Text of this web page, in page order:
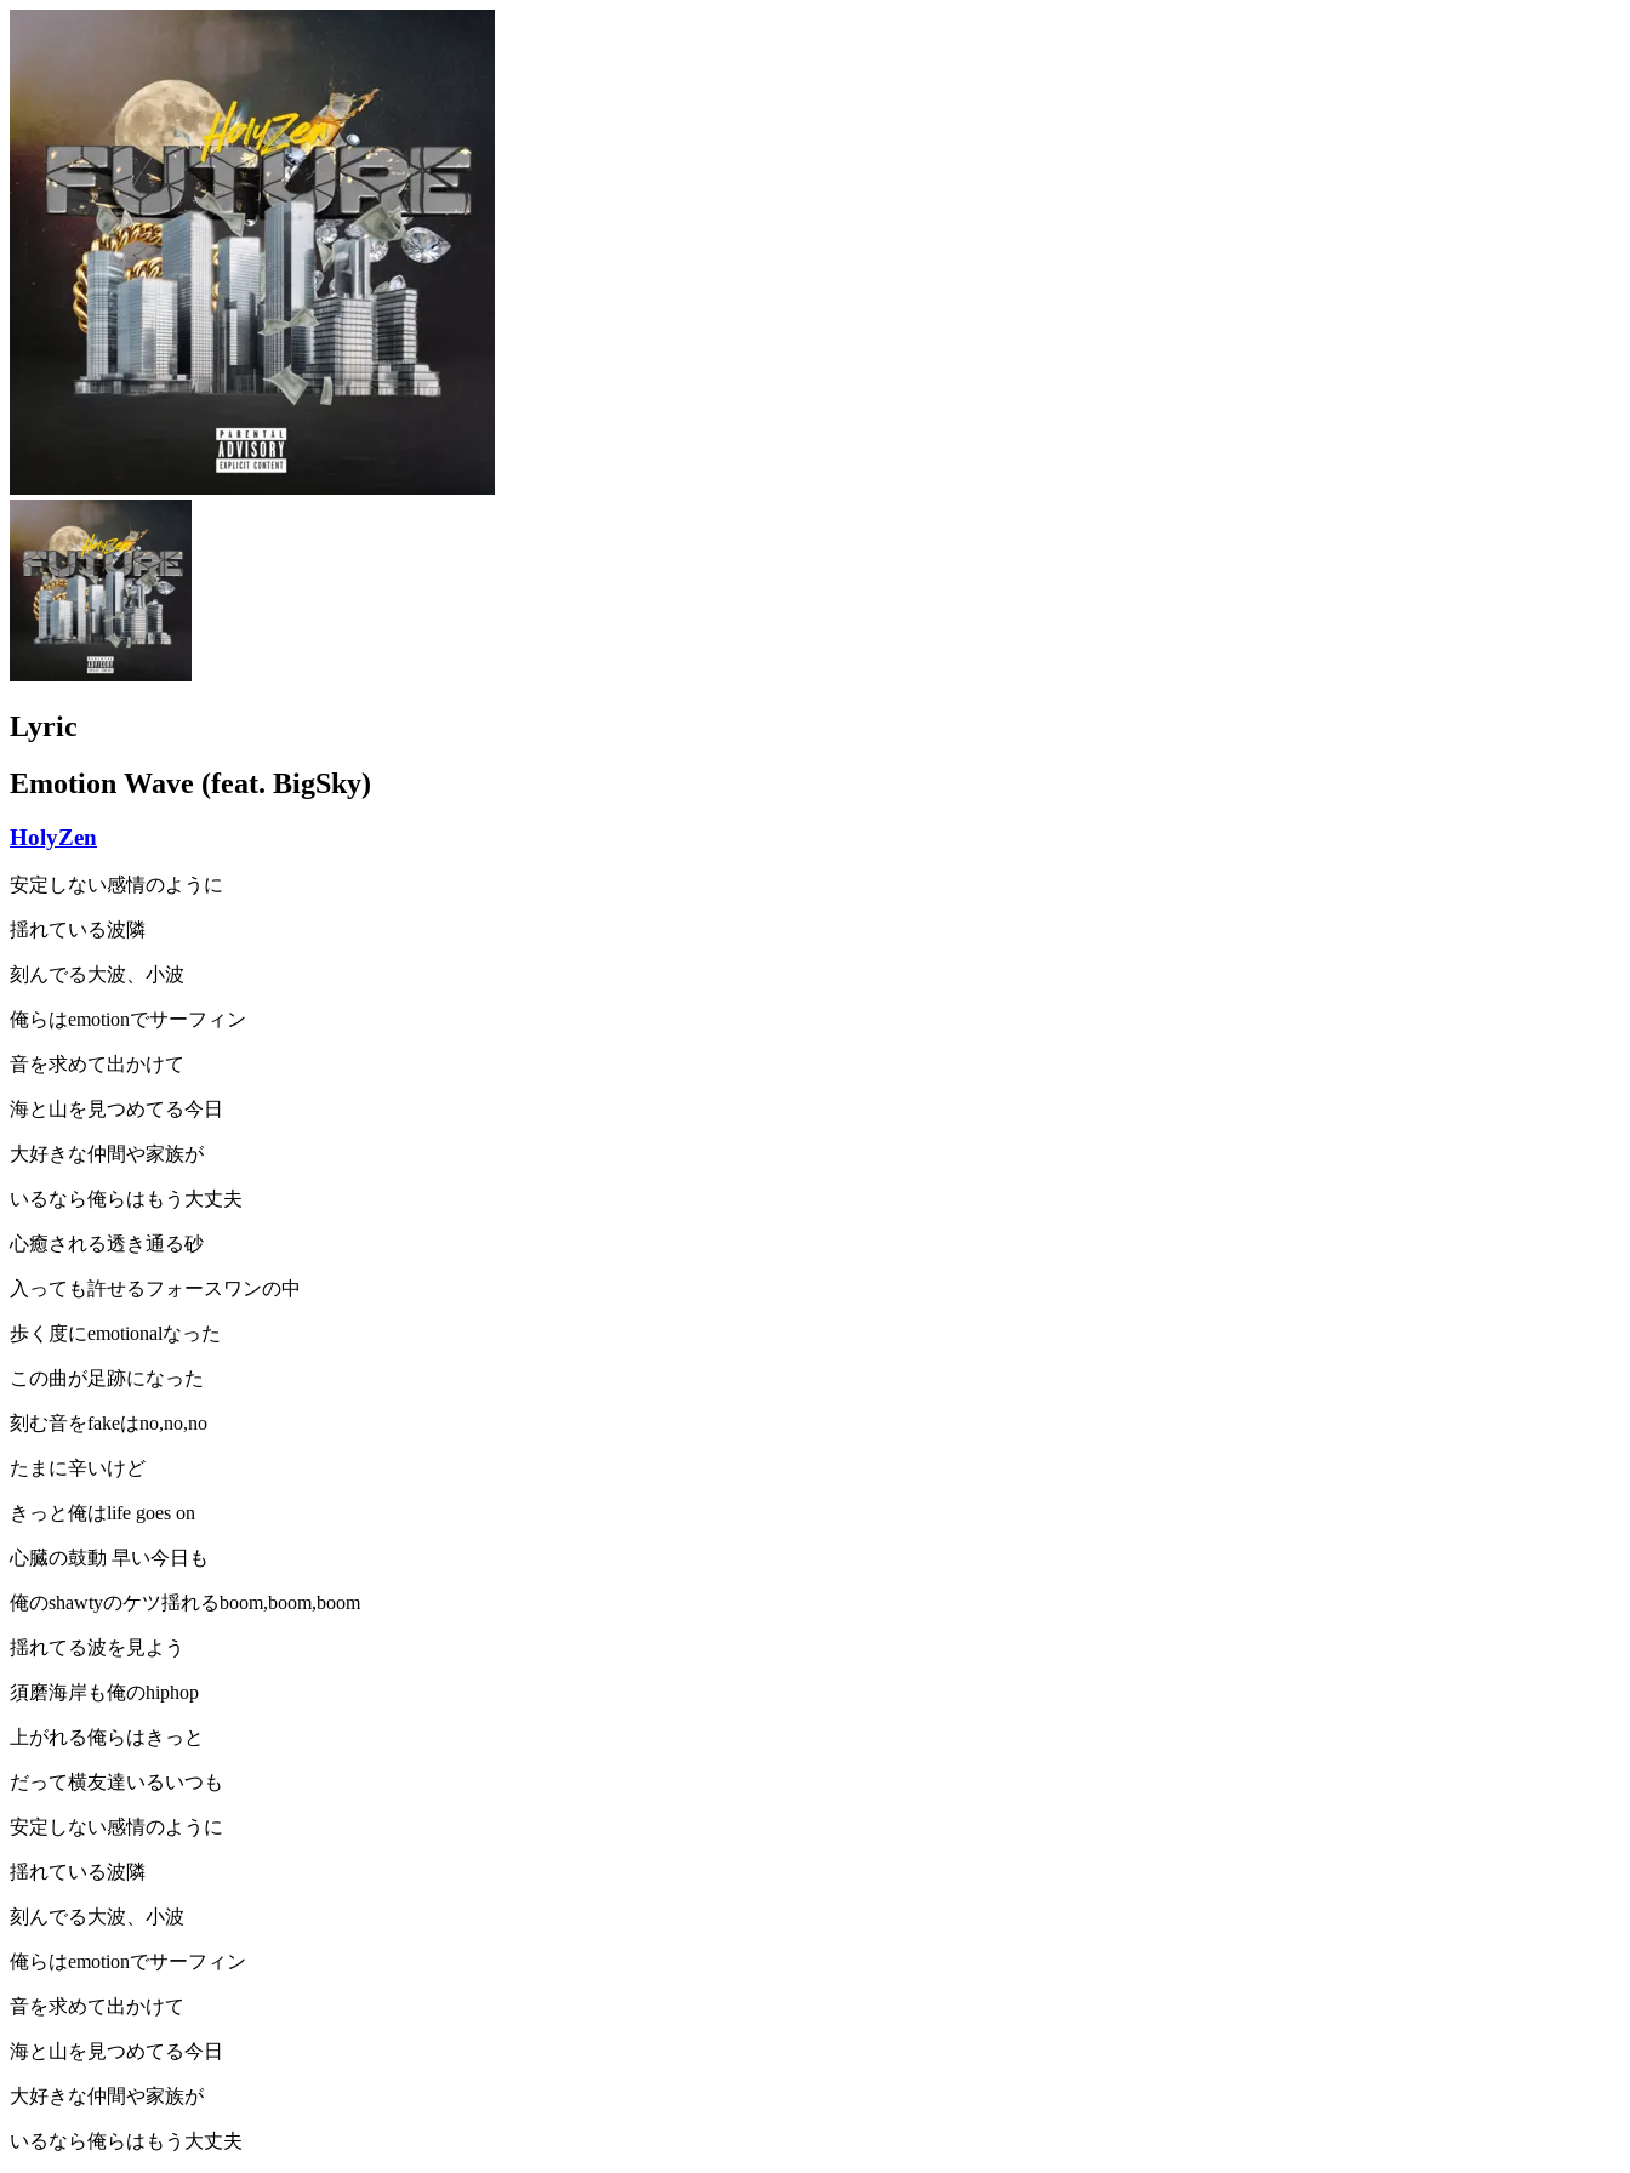
Lyric
Emotion Wave (feat. BigSky)
HolyZen
安定しない感情のように
揺れている波隣
刻んでる大波、小波
俺らはemotionでサーフィン
音を求めて出かけて
海と山を見つめてる今日
大好きな仲間や家族が
いるなら俺らはもう大丈夫
心癒される透き通る砂
入っても許せるフォースワンの中
歩く度にemotionalなった
この曲が足跡になった
刻む音をfakeはno,no,no
たまに辛いけど
きっと俺はlife goes on
心臓の鼓動 早い今日も
俺のshawtyのケツ揺れるboom,boom,boom
揺れてる波を見よう
須磨海岸も俺のhiphop
上がれる俺らはきっと
だって横友達いるいつも
安定しない感情のように
揺れている波隣
刻んでる大波、小波
俺らはemotionでサーフィン
音を求めて出かけて
海と山を見つめてる今日
大好きな仲間や家族が
いるなら俺らはもう大丈夫